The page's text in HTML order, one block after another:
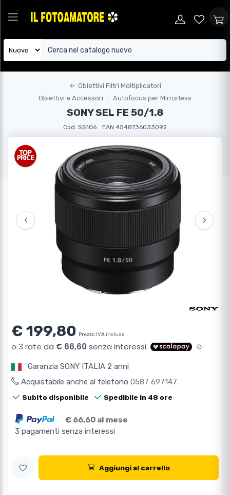
← Obiettivi Filtri Moltiplicatori
Obiettivi e Accessori
Autofocus per Mirrorless
SONY SEL FE 50/1.8
Cod. SS106 EAN 4548736033092
‹ ›
€ 199,80 Prezzo IVA inclusa
Garanzia SONY ITALIA 2 anni
Acquistabile anche al telefono 0587 697147
Subito disponibile Spedibile in 48 ore
€ 66,60 al mese
3 pagamenti senza interessi
Aggiungi al carrello